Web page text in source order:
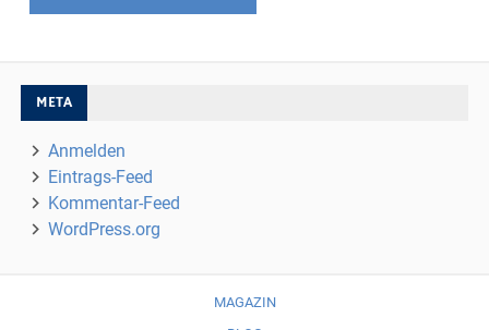
META
Anmelden
Eintrags-Feed
Kommentar-Feed
WordPress.org
MAGAZIN